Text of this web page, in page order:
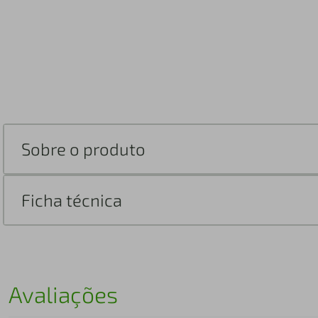
Sobre o produto
Ficha técnica
Avaliações